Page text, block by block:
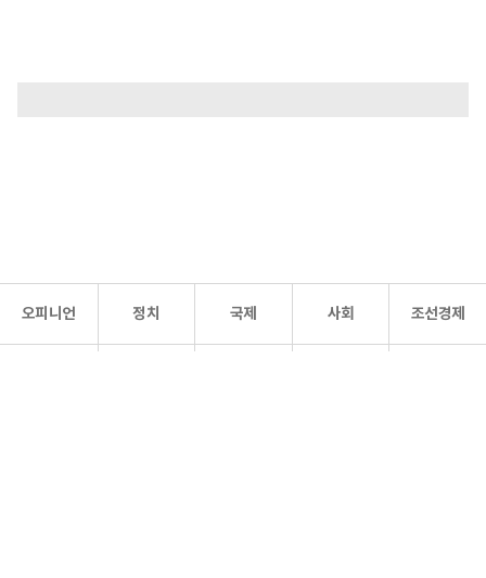
오피니언 정치 국제 사회 조선경제